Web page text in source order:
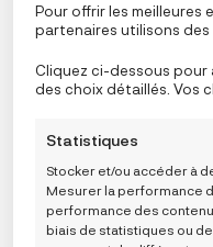
Pour offrir les meilleures
partenaires utilisons
l’appareil. Le
permettra, ainsi qu’à
données personnelles
publicités (non-)
fonctionnalités et
Cliquez ci-dessous
des choix détaillés. Vos
utilisant les boutons de
cliquant sur l’onglet de
l’écran.
Statistiques
Stocker et/ou accéder à
Mesurer la performance
performance des
biais de statistiques ou
Carriwell Crossover